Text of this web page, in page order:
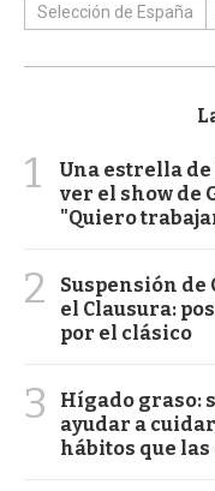
Selección de España
1
Una estrella
ver el show de
"Quiero
2
Suspensión
el Clausura:
por el clásico
3
Hígado graso:
ayudar a
hábitos que